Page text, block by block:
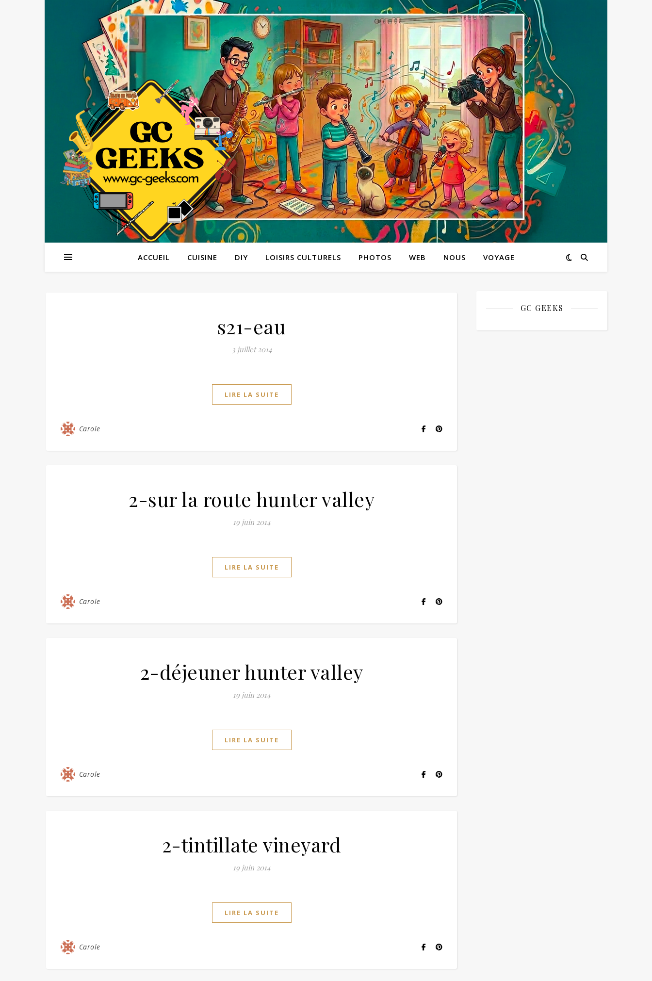
ACCUEIL CUISINE DIY LOISIRS CULTURELS PHOTOS WEB NOUS VOYAGE
s21-eau
3 juillet 2014
LIRE LA SUITE
Carole
2-sur la route hunter valley
19 juin 2014
LIRE LA SUITE
Carole
2-déjeuner hunter valley
19 juin 2014
LIRE LA SUITE
Carole
2-tintillate vineyard
19 juin 2014
LIRE LA SUITE
Carole
GC GEEKS